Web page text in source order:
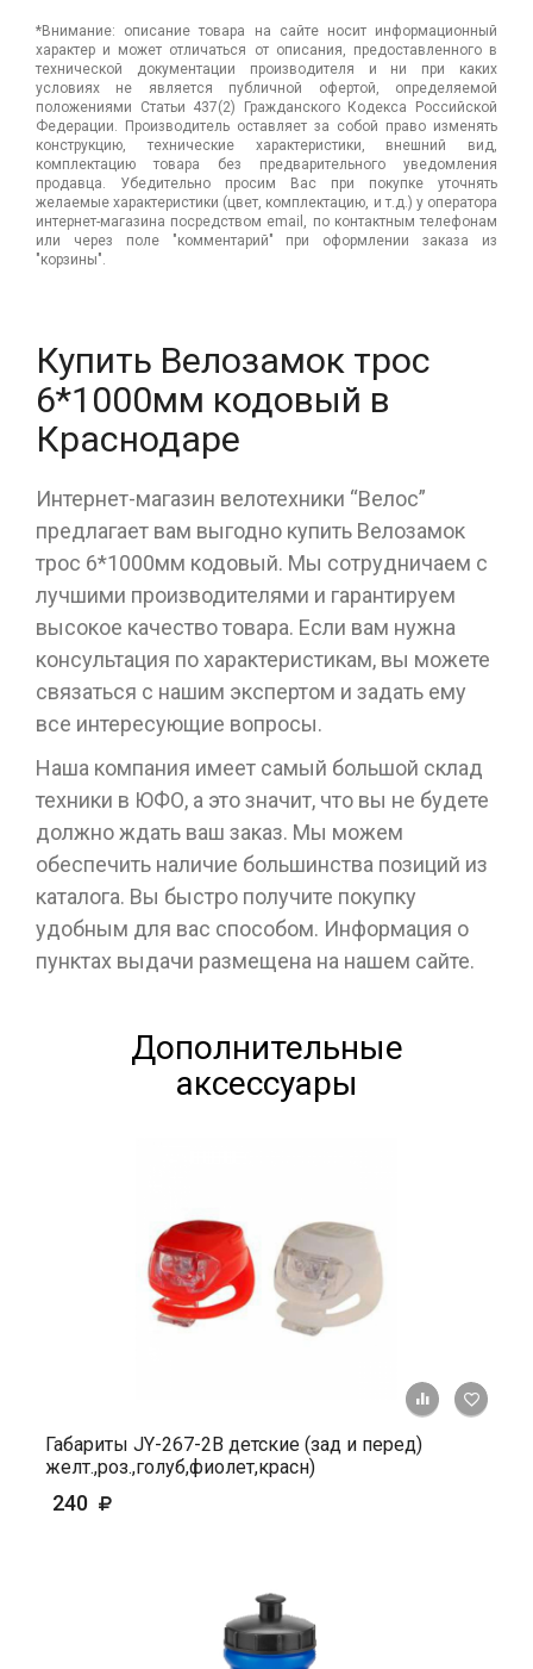
*Внимание: описание товара на сайте носит информационный
характер и может отличаться от описания, предоставленного в
технической документации производителя и ни при каких
условиях не является публичной офертой, определяемой
положениями Статьи 437(2) Гражданского Кодекса Российской
Федерации. Производитель оставляет за собой право изменять
конструкцию, технические характеристики, внешний вид,
комплектацию товара без предварительного уведомления
продавца. Убедительно просим Вас при покупке уточнять
желаемые характеристики (цвет, комплектацию, и т.д.) у оператора
интернет-магазина посредством email, по контактным телефонам
или через поле "комментарий" при оформлении заказа из
"корзины".
Купить Велозамок трос
6*1000мм кодовый в
Краснодаре
Интернет-магазин велотехники “Велос”
предлагает вам выгодно купить Велозамок
трос 6*1000мм кодовый. Мы сотрудничаем с
лучшими производителями и гарантируем
высокое качество товара. Если вам нужна
консультация по характеристикам, вы можете
связаться с нашим экспертом и задать ему
все интересующие вопросы.
Наша компания имеет самый большой склад
техники в ЮФО, а это значит, что вы не будете
должно ждать ваш заказ. Мы можем
обеспечить наличие большинства позиций из
каталога. Вы быстро получите покупку
удобным для вас способом. Информация о
пунктах выдачи размещена на нашем сайте.
Дополнительные
аксессуары
+ К
Габариты JY-267-2В детские (зад и перед)
желт.,роз.,голуб,фиолет,красн)
240